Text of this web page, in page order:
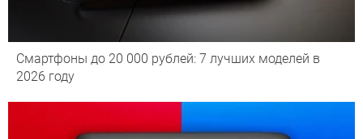
Смартфоны до 20 000 рублей: 7 лучших моделей в
2026 году